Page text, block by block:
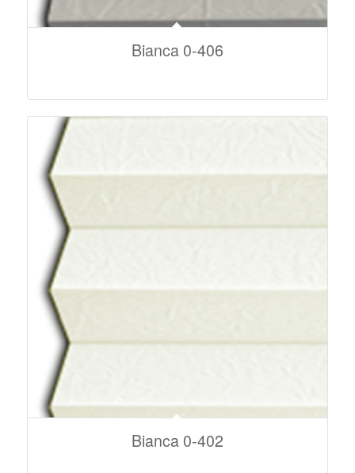
Bianca 0-406
Bianca 0-402